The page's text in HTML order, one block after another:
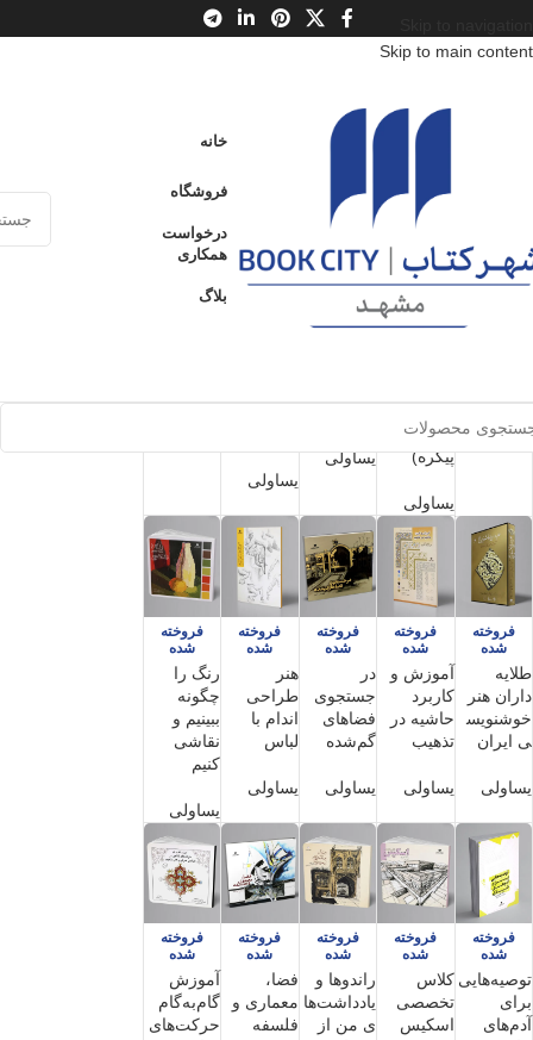
Skip to main content
خانه
فروشگاه
درخواست
همکاری
بلاگ
دو خانه، دو
80.000 تومان
فروخته
(چهره و
پیکره)
یساولی
فروخته
یساولی
یساولی
فروخته
شده
طلایه
داران هنر
خوشنویس
ی ایران
یساولی
فروخته
شده
آموزش و
کاربرد
حاشیه در
تذهیب
یساولی
فروخته
شده
در
جستجوی
فضاهای
گم‌شده
یساولی
فروخته
شده
هنر
طراحی
اندام با
لباس
یساولی
فروخته
شده
رنگ را
چگونه
ببینیم و
نقاشی
کنیم
یساولی
فروخته
شده
توصیه‌هایی
برای
آدم‌های
فروخته
شده
کلاس
تخصصی
اسکیس
فروخته
شده
راندوها و
یادداشت‌ها
ی من از
فروخته
شده
فضا،
معماری و
فلسفه
فروخته
شده
آموزش
گام‌به‌گام
حرکت‌های